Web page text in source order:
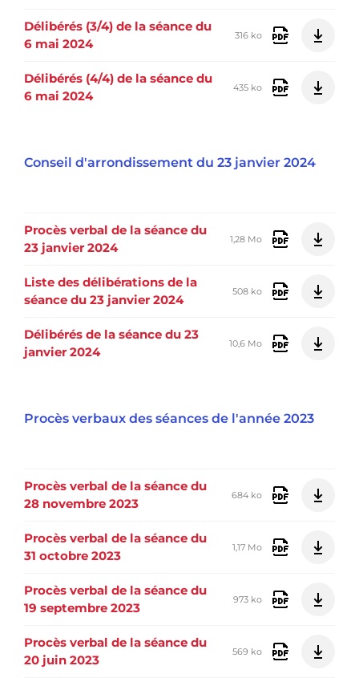
Délibérés (3/4) de la séance du
6 mai 2024
316 ko
Délibérés (4/4) de la séance du
6 mai 2024
435 ko
Conseil d'arrondissement du 23 janvier 2024
Procès verbal de la séance du
23 janvier 2024
1,28 Mo
Liste des délibérations de la
séance du 23 janvier 2024
508 ko
Délibérés de la séance du 23
janvier 2024
10,6 Mo
Procès verbaux des séances de l'année 2023
Procès verbal de la séance du
28 novembre 2023
684 ko
Procès verbal de la séance du
31 octobre 2023
1,17 Mo
Procès verbal de la séance du
19 septembre 2023
973 ko
Procès verbal de la séance du
20 juin 2023
569 ko